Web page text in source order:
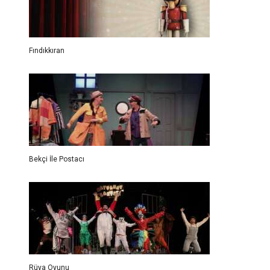
Fındıkkıran
Bekçi İle Postacı
Rüya Oyunu